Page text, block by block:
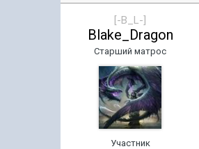
[-B_L-]
Blake_Dragon
Старший матрос
Участник